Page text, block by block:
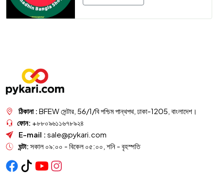
ঠিকানা : BFEW সেন্টার, 56/1/বি পশ্চিম পান্থপথ, ঢাকা-1205, বাংলাদেশ।
ফোন: +৮৮০৯৬১১৬৭৮৯২৪
E-mail : sale@pykari.com
ঘন্টা: সকাল ০৯:০০ - বিকেল ০৫:০০, শনি - বৃহস্পতি